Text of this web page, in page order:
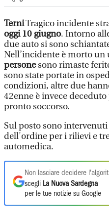
TerniTragico incidente
oggi 10 giugno. Intorno
due auto si sono
Nell’incidente è morto un
personesono rimaste
sono state portate in
condizioni, altre due
42enne è invece
pronto soccorso.
Sul posto sono
dell'ordine per i rilievi e
automedica.
Non lasciare decidere
scegli La Nuova Sardegna
per le tue notizie su Google